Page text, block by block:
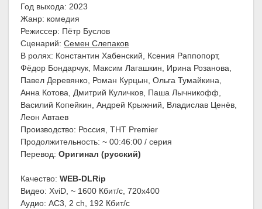
Год выхода: 2023
Жанр: комедия
Режиссер: Пётр Буслов
Сценарий: Семен Слепаков
В ролях: Константин Хабенский, Ксения Раппопорт,
Фёдор Бондарчук, Максим Лагашкин, Ирина Розанова,
Павел Деревянко, Роман Курцын, Ольга Тумайкина,
Анна Котова, Дмитрий Куличков, Паша Лычникофф,
Василий Копейкин, Андрей Крыжний, Владислав Ценёв,
Леон Автаев
Производство: Россия, ТНТ Premier
Продолжительность: ~ 00:46:00 / серия
Перевод: Оригинал (русский)
Качество: WEB-DLRip
Видео: XviD, ~ 1600 Кбит/с, 720x400
Аудио: AC3, 2 ch, 192 Кбит/с